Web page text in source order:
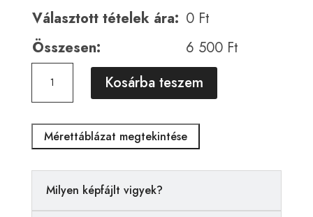
Választott tételek ára: 0 Ft
Összesen:
6 500 Ft
00268
Kosárba teszem
A
n
Mérettáblázat megtekintése
Milyen képfájlt vigyek?